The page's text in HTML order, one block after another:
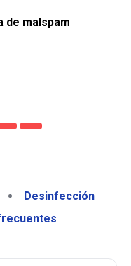
de malspam
Desinfección